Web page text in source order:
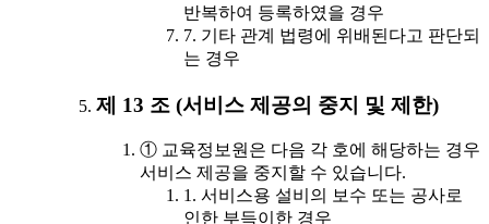
반복하여 등록하였을 경우
7. 기타 관계 법령에 위배된다고 판단되
는 경우
제 13 조 (서비스 제공의 중지 및 제한)
① 교육정보원은 다음 각 호에 해당하는 경우
서비스 제공을 중지할 수 있습니다.
1. 서비스용 설비의 보수 또는 공사로
인한 부득이한 경우